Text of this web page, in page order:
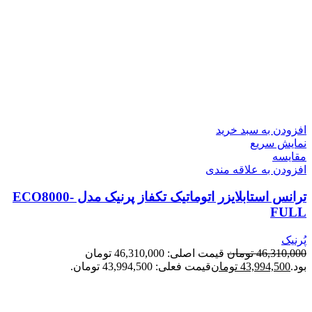
افزودن به سبد خرید
نمایش سریع
مقايسه
افزودن به علاقه مندی
ترانس استابلایزر اتوماتیک تکفاز پرنیک مدل ECO8000-
FULL
پُرنیک
46,310,000 تومان
قیمت اصلی: 46,310,000 تومان
بود.43,994,500 تومانقیمت فعلی: 43,994,500 تومان.